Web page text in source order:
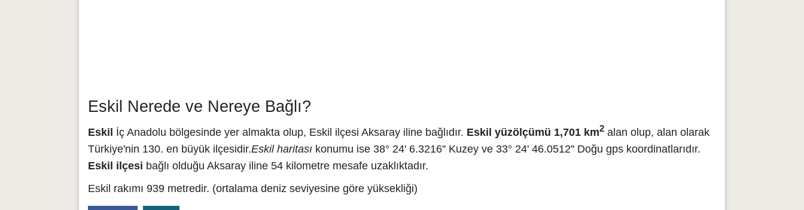
Eskil Nerede ve Nereye Bağlı?
Eskil İç Anadolu bölgesinde yer almakta olup, Eskil ilçesi Aksaray iline bağlıdır. Eskil yüzölçümü 1,701 km2 alan olup, alan olarak
Türkiye'nin 130. en büyük ilçesidir.Eskil haritası konumu ise 38° 24' 6.3216'' Kuzey ve 33° 24' 46.0512'' Doğu gps koordinatlarıdır.
Eskil ilçesi bağlı olduğu Aksaray iline 54 kilometre mesafe uzaklıktadır.
Eskil rakımı 939 metredir. (ortalama deniz seviyesine göre yüksekliği)